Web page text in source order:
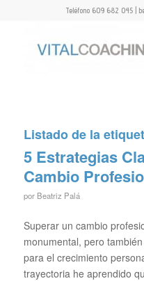
Teléfono 609 682 045 |
Listado de la
5 Estrategias
Cambio
por Beatriz Palá
Superar un cambio
monumental, pero
para el crecimiento
trayectoria he aprendido